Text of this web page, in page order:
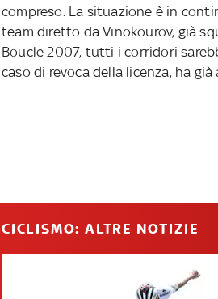
compreso. La situazione è in
team diretto da Vinokourov, già
Boucle 2007, tutti i corridori
caso di revoca della licenza, ha
CICLISMO: ALTRE NOTIZIE